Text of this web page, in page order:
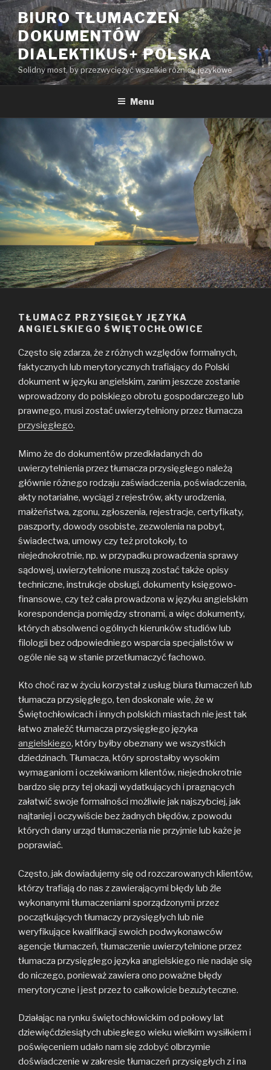
Przeskocz
do
treści
BIURO TŁUMACZEŃ
DOKUMENTÓW
DIALEKTIKUS+ POLSKA
Solidny most, by przezwyciężyć wszelkie różnice językowe
Menu
TŁUMACZ PRZYSIĘGŁY JĘZYKA
ANGIELSKIEGO ŚWIĘTOCHŁOWICE
Często się zdarza, że z różnych względów formalnych,
faktycznych lub merytorycznych trafiający do Polski
dokument w języku angielskim, zanim jeszcze zostanie
wprowadzony do polskiego obrotu gospodarczego lub
prawnego, musi zostać uwierzytelniony przez tłumacza
przysięgłego.
Mimo że do dokumentów przedkładanych do
uwierzytelnienia przez tłumacza przysięgłego należą
głównie różnego rodzaju zaświadczenia, poświadczenia,
akty notarialne, wyciągi z rejestrów, akty urodzenia,
małżeństwa, zgonu, zgłoszenia, rejestracje, certyfikaty,
paszporty, dowody osobiste, zezwolenia na pobyt,
świadectwa, umowy czy też protokoły, to
niejednokrotnie, np. w przypadku prowadzenia sprawy
sądowej, uwierzytelnione muszą zostać także opisy
techniczne, instrukcje obsługi, dokumenty księgowo-
finansowe, czy też cała prowadzona w języku angielskim
korespondencja pomiędzy stronami, a więc dokumenty,
których absolwenci ogólnych kierunków studiów lub
filologii bez odpowiedniego wsparcia specjalistów w
ogóle nie są w stanie przetłumaczyć fachowo.
Kto choć raz w życiu korzystał z usług biura tłumaczeń lub
tłumacza przysięgłego, ten doskonale wie, że w
Świętochłowicach i innych polskich miastach nie jest tak
łatwo znaleźć tłumacza przysięgłego języka
angielskiego, który byłby obeznany we wszystkich
dziedzinach. Tłumacza, który sprostałby wysokim
wymaganiom i oczekiwaniom klientów, niejednokrotnie
bardzo się przy tej okazji wydatkujących i pragnących
załatwić swoje formalności możliwie jak najszybciej, jak
najtaniej i oczywiście bez żadnych błędów, z powodu
których dany urząd tłumaczenia nie przyjmie lub każe je
poprawiać.
Często, jak dowiadujemy się od rozczarowanych klientów,
którzy trafiają do nas z zawierającymi błędy lub źle
wykonanymi tłumaczeniami sporządzonymi przez
początkujących tłumaczy przysięgłych lub nie
weryfikujące kwalifikacji swoich podwykonawców
agencje tłumaczeń, tłumaczenie uwierzytelnione przez
tłumacza przysięgłego języka angielskiego nie nadaje się
do niczego, ponieważ zawiera ono poważne błędy
merytoryczne i jest przez to całkowicie bezużyteczne.
Działając na rynku świętochłowickim od połowy lat
dziewięćdziesiątych ubiegłego wieku wielkim wysiłkiem i
poświęceniem udało nam się zdobyć olbrzymie
doświadczenie w zakresie tłumaczeń przysięgłych z i na